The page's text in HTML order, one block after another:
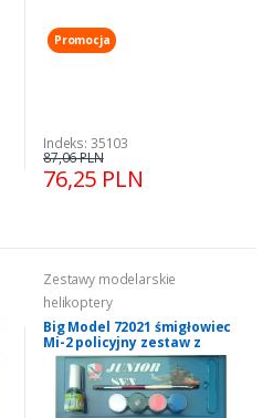
Promocja
Indeks: 35103
76,25 PLN
87,06 PLN
Zestawy modelarskie
helikoptery
Big Model 72021 śmigłowiec
Mi-2 policyjny zestaw z
farbami 1-72